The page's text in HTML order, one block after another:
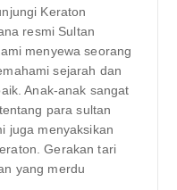
Keraton
resmi Sultan
menyewa seorang
sejarah dan
Anak-anak sangat
para sultan
juga menyaksikan
Gerakan tari
yang merdu